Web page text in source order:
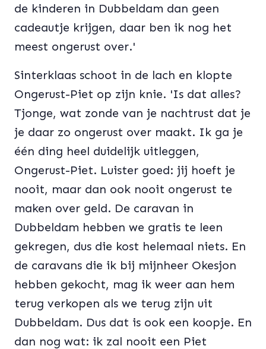
de kinderen in Dubbeldam dan geen
cadeautje krijgen, daar ben ik nog het
meest ongerust over.'
Sinterklaas schoot in de lach en klopte
Ongerust-Piet op zijn knie. 'Is dat alles?
Tjonge, wat zonde van je nachtrust dat je
je daar zo ongerust over maakt. Ik ga je
één ding heel duidelijk uitleggen,
Ongerust-Piet. Luister goed: jij hoeft je
nooit, maar dan ook nooit ongerust te
maken over geld. De caravan in
Dubbeldam hebben we gratis te leen
gekregen, dus die kost helemaal niets. En
de caravans die ik bij mijnheer Okesjon
hebben gekocht, mag ik weer aan hem
terug verkopen als we terug zijn uit
Dubbeldam. Dus dat is ook een koopje. En
dan nog wat: ik zal nooit een Piet